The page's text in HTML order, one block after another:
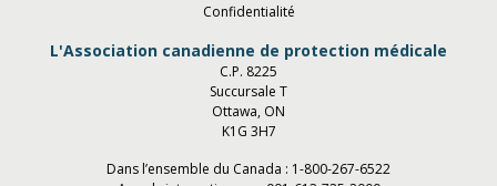
Confidentialité
L'Association canadienne de protection médicale
C.P. 8225
Succursale T
Ottawa, ON
K1G 3H7
Dans l’ensemble du Canada : 1-800-267-6522